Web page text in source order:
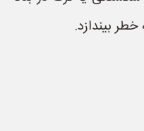
خطر بیندازد.